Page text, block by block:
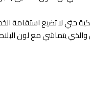
وشدد علي ان يتم التركيب باستخدام